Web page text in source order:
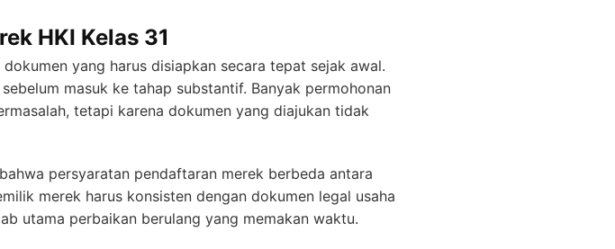
HKI Kelas 31
yang harus disiapkan secara tepat sejak awal.
masuk ke tahap substantif. Banyak permohonan
tetapi karena dokumen yang diajukan tidak
persyaratan pendaftaran merek berbeda antara
merek harus konsisten dengan dokumen legal usaha
utama perbaikan berulang yang memakan waktu.